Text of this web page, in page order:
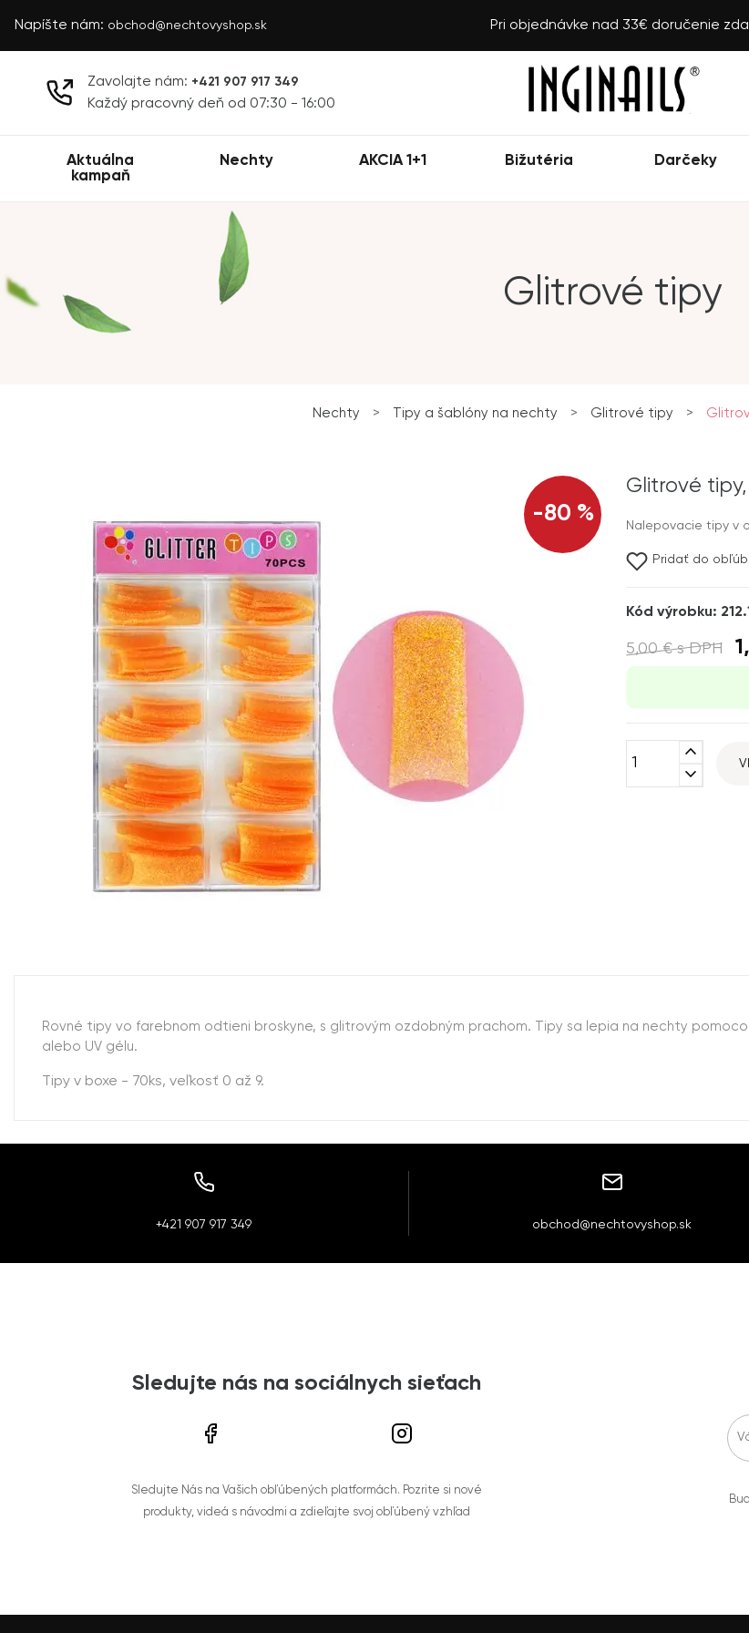
Napíšte nám: obchod@nechtovyshop.sk Pri objednávke nad 33€ doručenie
Zavolajte nám: +421 907 917 349
Každý pracovný deň od 07:30 - 16:00
Aktuálna
kampaň
Nechty AKCIA 1+1 Bižutéria Darčeky
Glitrové tipy
Nechty > Tipy a šablóny na nechty > Glitrové tipy >
-80 %
Glitrové
Nalepovacie tipy v
Pridať do
Kód výrobku:
5,00 €s DPH
expand_less
expand_more
Rovné tipy vo farebnom odtieni broskyne, s glitrovým ozdobným prachom. Tipy sa lepia na nechty
alebo UV gélu.
Tipy v boxe - 70ks, veľkosť 0 až 9.
+421 907 917 349 obchod@nechtovyshop.sk
Sledujte nás na sociálnych sieťach
Sledujte Nás na Vašich obľúbených platformách. Pozrite si nové
produkty, videá s návodmi a zdieľajte svoj obľúbený vzhľad